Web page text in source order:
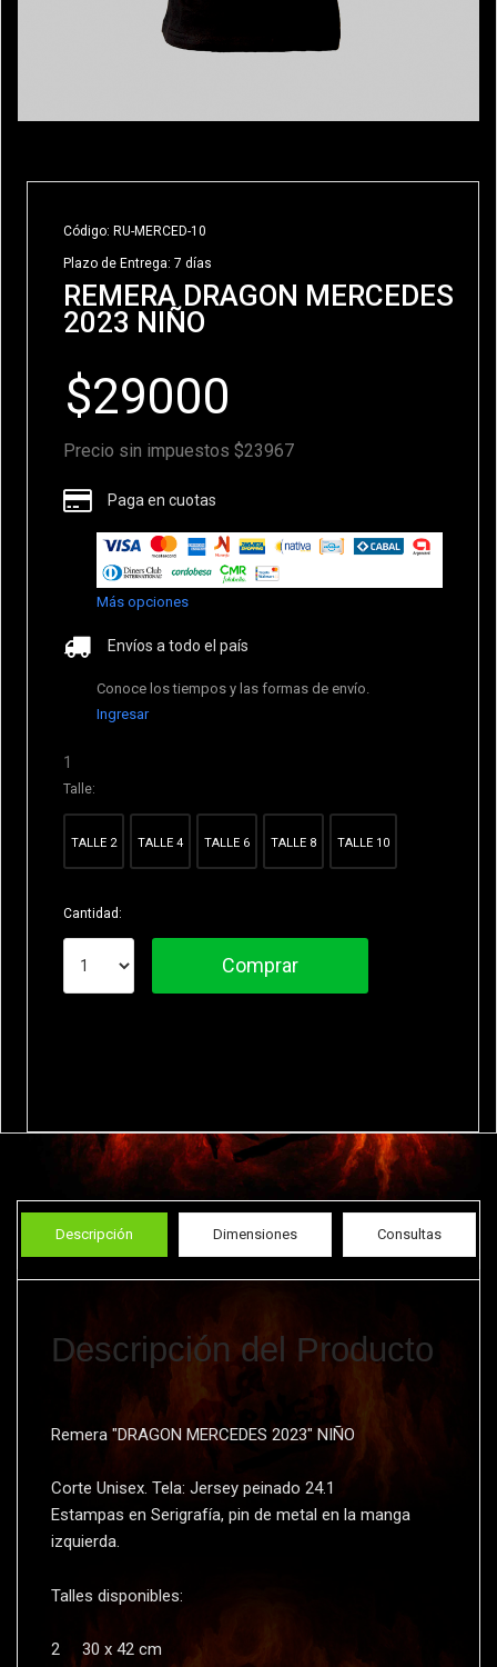
Código: RU-MERCED-10
Plazo de Entrega: 7 días
REMERA DRAGON MERCEDES
2023 NIÑO
Precio sin impuestos $23967
Paga en cuotas
Más opciones
Envíos a todo el país
Conoce los tiempos y las formas de envío.
Ingresar
1
Talle:
TALLE 2 TALLE 4 TALLE 6 TALLE 8 TALLE 10
Cantidad:
Comprar
Descripción Dimensiones Consultas
Descripción del Producto
Remera "DRAGON MERCEDES 2023" NIÑO
Corte Unisex. Tela: Jersey peinado 24.1
Estampas en Serigrafí­a, pin de metal en la manga
izquierda.
Talles disponibles:
2 30 x 42 cm